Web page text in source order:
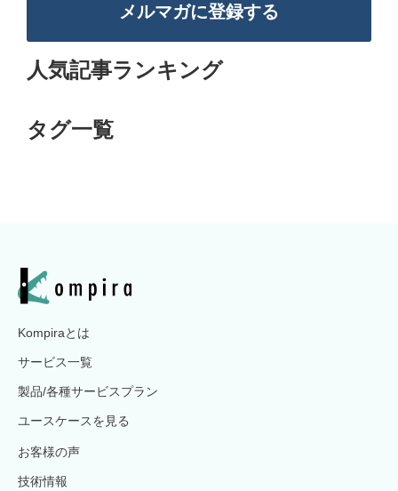
メルマガに登録する
人気記事ランキング
タグ一覧
Kompiraとは
サービス一覧
製品/各種サービスプラン
ユースケースを見る
お客様の声
技術情報